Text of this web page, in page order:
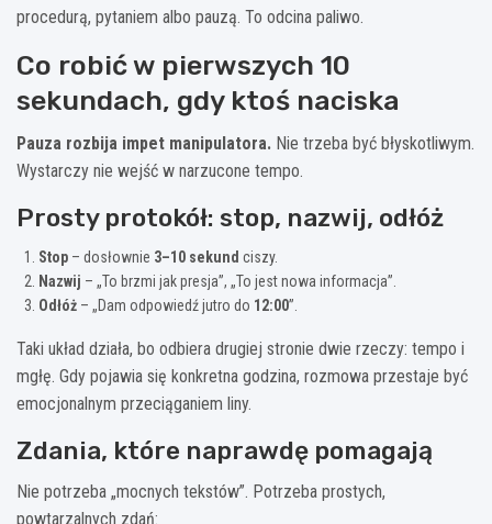
procedurą, pytaniem albo pauzą. To odcina paliwo.
Co robić w pierwszych 10
sekundach, gdy ktoś naciska
Pauza rozbija impet manipulatora. Nie trzeba być błyskotliwym.
Wystarczy nie wejść w narzucone tempo.
Prosty protokół: stop, nazwij, odłóż
Stop – dosłownie 3–10 sekund ciszy.
Nazwij – „To brzmi jak presja”, „To jest nowa informacja”.
Odłóż – „Dam odpowiedź jutro do 12:00”.
Taki układ działa, bo odbiera drugiej stronie dwie rzeczy: tempo i
mgłę. Gdy pojawia się konkretna godzina, rozmowa przestaje być
emocjonalnym przeciąganiem liny.
Zdania, które naprawdę pomagają
Nie potrzeba „mocnych tekstów”. Potrzeba prostych,
powtarzalnych zdań: